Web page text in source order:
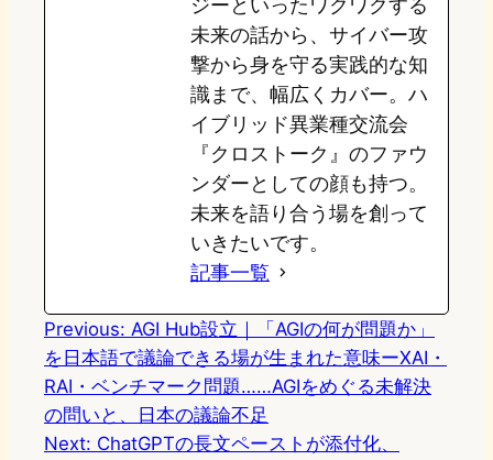
ジーといったワクワクする
未来の話から、サイバー攻
撃から身を守る実践的な知
識まで、幅広くカバー。ハ
イブリッド異業種交流会
『クロストーク』のファウ
ンダーとしての顔も持つ。
未来を語り合う場を創って
いきたいです。
記事一覧
Previous: AGI Hub設立｜「AGIの何が問題か」
を日本語で議論できる場が生まれた意味ーXAI・
RAI・ベンチマーク問題……AGIをめぐる未解決
の問いと、日本の議論不足
Next: ChatGPTの長文ペーストが添付化、